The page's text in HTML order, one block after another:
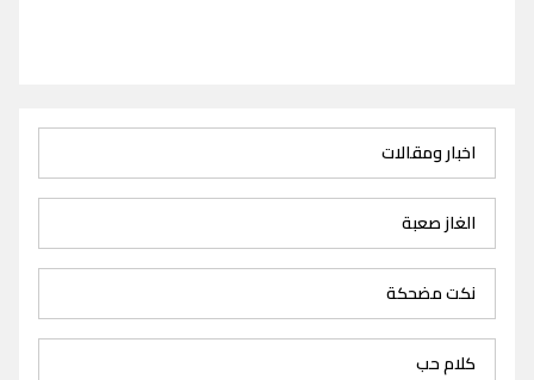
اخبار ومقالات
الغاز صعبة
نكت مضحكة
كلام حب